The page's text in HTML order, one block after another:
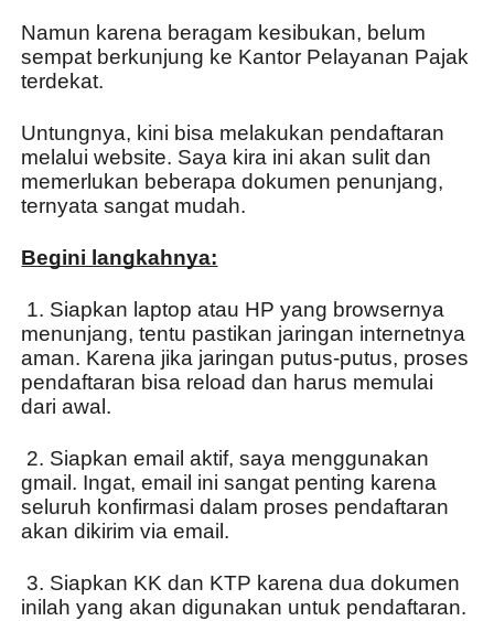
Namun karena beragam kesibukan, belum
sempat berkunjung ke Kantor Pelayanan Pajak
terdekat.
Untungnya, kini bisa melakukan pendaftaran
melalui website. Saya kira ini akan sulit dan
memerlukan beberapa dokumen penunjang,
ternyata sangat mudah.
Begini langkahnya:
1. Siapkan laptop atau HP yang browsernya
menunjang, tentu pastikan jaringan internetnya
aman. Karena jika jaringan putus-putus, proses
pendaftaran bisa reload dan harus memulai
dari awal.
2. Siapkan email aktif, saya menggunakan
gmail. Ingat, email ini sangat penting karena
seluruh konfirmasi dalam proses pendaftaran
akan dikirim via email.
3. Siapkan KK dan KTP karena dua dokumen
inilah yang akan digunakan untuk pendaftaran.